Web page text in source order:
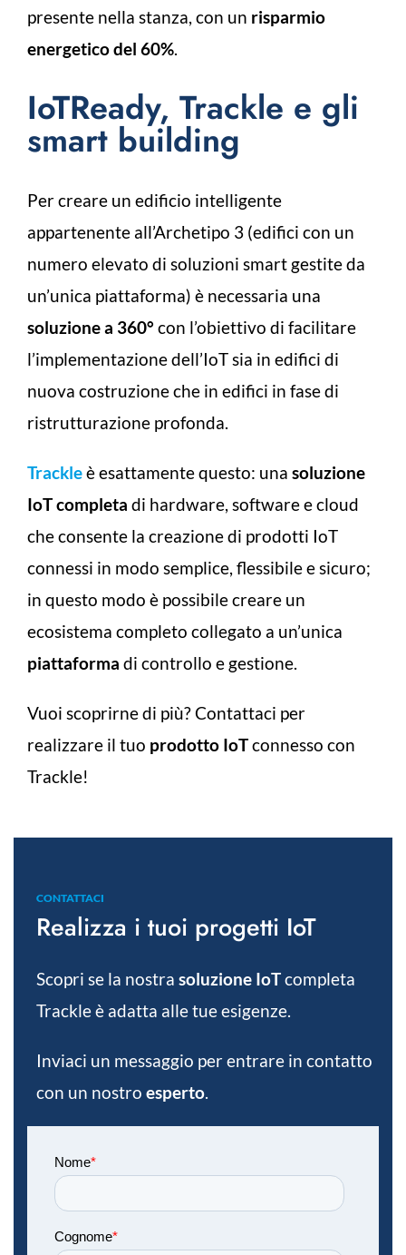
presente nella stanza, con un risparmio
energetico del 60%.
IoTReady, Trackle e gli
smart building
Per creare un edificio intelligente
appartenente all’Archetipo 3 (edifici con un
numero elevato di soluzioni smart gestite da
un’unica piattaforma) è necessaria una
soluzione a 360° con l’obiettivo di facilitare
l’implementazione dell’IoT sia in edifici di
nuova costruzione che in edifici in fase di
ristrutturazione profonda.
Trackleè esattamente questo: una soluzione
IoT completa di hardware, software e cloud
che consente la creazione di prodotti IoT
connessi in modo semplice, flessibile e sicuro;
in questo modo è possibile creare un
ecosistema completo collegato a un’unica
piattaforma di controllo e gestione.
Vuoi scoprirne di più? Contattaci per
realizzare il tuo prodotto IoTconnesso con
Trackle!
CONTATTACI
Realizza i tuoi progetti IoT
Scopri se la nostra soluzione IoTcompleta
Trackle è adatta alle tue esigenze.
Inviaci un messaggio per entrare in contatto
con un nostro esperto.